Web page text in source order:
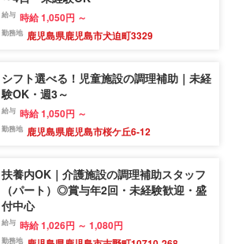
給与 時給 1,050円 ～
勤務地 鹿児島県鹿児島市犬迫町3329
シフト選べる！児童施設の調理補助｜未経
験OK・週3～
給与 時給 1,050円 ～
勤務地 鹿児島県鹿児島市桜ケ丘6-12
扶養内OK｜介護施設の調理補助スタッフ
（パート）◎賞与年2回・未経験歓迎・盛
付中心
給与 時給 1,026円 ～ 1,080円
勤務地